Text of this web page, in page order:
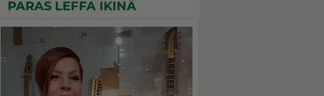
PARAS LEFFA IKINÄ